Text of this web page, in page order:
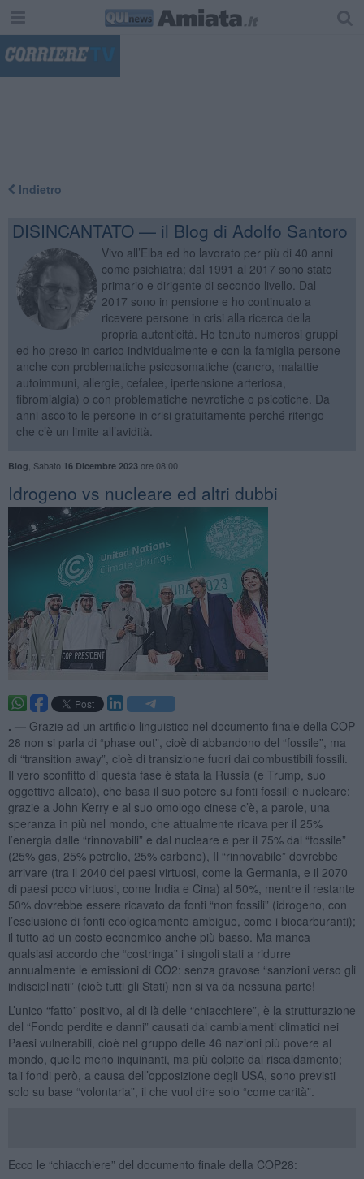
Indietro
DISINCANTATO — il Blog di Adolfo Santoro
Vivo all’Elba ed ho lavorato per più di 40 anni
come psichiatra; dal 1991 al 2017 sono stato
primario e dirigente di secondo livello. Dal
2017 sono in pensione e ho continuato a
ricevere persone in crisi alla ricerca della
propria autenticità. Ho tenuto numerosi gruppi
ed ho preso in carico individualmente e con la famiglia persone
anche con problematiche psicosomatiche (cancro, malattie
autoimmuni, allergie, cefalee, ipertensione arteriosa,
fibromialgia) o con problematiche nevrotiche o psicotiche. Da
anni ascolto le persone in crisi gratuitamente perché ritengo
che c’è un limite all’avidità.
Blog Sabato 16 Dicembre 2023ore 08:00
​Idrogeno vs nucleare ed altri dubbi
. — Grazie ad un artificio linguistico nel documento finale della COP
28 non si parla di “phase out”, cioè di abbandono del “fossile”, ma
di “transition away”, cioè di transizione fuori dai combustibili fossili.
Il vero sconfitto di questa fase è stata la Russia (e Trump, suo
oggettivo alleato), che basa il suo potere su fonti fossili e nucleare:
grazie a John Kerry e al suo omologo cinese c’è, a parole, una
speranza in più nel mondo, che attualmente ricava per il 25%
l’energia dalle “rinnovabili” e dal nucleare e per il 75% dal “fossile”
(25% gas, 25% petrolio, 25% carbone), Il “rinnovabile” dovrebbe
arrivare (tra il 2040 dei paesi virtuosi, come la Germania, e il 2070
di paesi poco virtuosi, come India e Cina) al 50%, mentre il restante
50% dovrebbe essere ricavato da fonti “non fossili” (idrogeno, con
l’esclusione di fonti ecologicamente ambigue, come i biocarburanti);
il tutto ad un costo economico anche più basso. Ma manca
qualsiasi accordo che “costringa” i singoli stati a ridurre
annualmente le emissioni di CO2: senza gravose “sanzioni verso gli
indisciplinati” (cioè tutti gli Stati) non si va da nessuna parte!
L’unico “fatto” positivo, al di là delle “chiacchiere”, è la strutturazione
del “Fondo perdite e danni” causati dai cambiamenti climatici nei
Paesi vulnerabili, cioè nel gruppo delle 46 nazioni più povere al
mondo, quelle meno inquinanti, ma più colpite dal riscaldamento;
tali fondi però, a causa dell’opposizione degli USA, sono previsti
solo su base “volontaria”, il che vuol dire solo “come carità”.
Ecco le “chiacchiere” del documento finale della COP28: